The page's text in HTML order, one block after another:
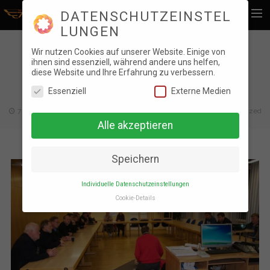
Home
News
Foto Galerie
Stammtischbuch
Statuten
ERSTE HILFE KURS
2023 24.03.2023
am Freitag den 05. April in RK Zams/Landeck
7 Jahren ago Johannes Valentini Events,News,Uncategorized
DATENSCHUTZEINSTEL
LUNGEN
Wir nutzen Cookies auf unserer Website. Einige von
ihnen sind essenziell, während andere uns helfen,
diese Website und Ihre Erfahrung zu verbessern.
Essenziell
Externe Medien
Alle akzeptieren
Speichern
Individuelle Datenschutzeinstellungen
Cookie-Details
DATENSCHUTZEINSTEL
LUNGEN
Hier finden Sie eine Übersicht über alle
verwendeten Cookies. Sie können Ihre
Einwilligung zu ganzen Kategorien geben